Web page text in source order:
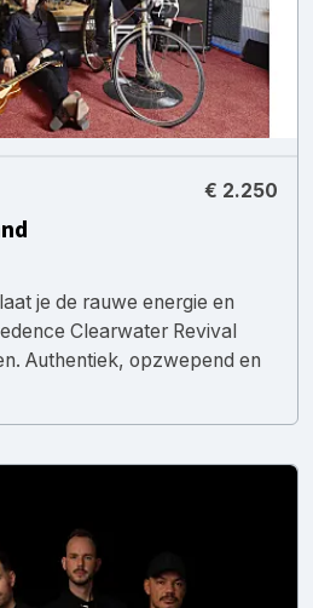
€ 2.250
je de rauwe energie en
Clearwater Revival
Authentiek, opzwepend en